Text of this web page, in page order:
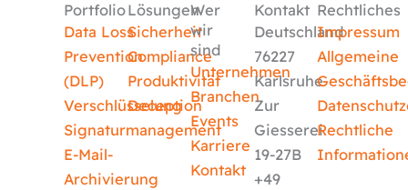
Portfolio
Data Loss
Prevention
(DLP)
Verschlüsselung
Signaturmanagement
E-Mail-
Archivierung
Lösungen
Sicherheit
Compliance
Produktivität
Deception
Wer
wir
sind
Unternehmen
Branchen
Events
Karriere
Kontakt
Kontakt
Deutschland
76227
Karlsruhe
Zur
Giesserei
19-27B
+49
Rechtliches
Impressum
Allgemeine
Rechtliche